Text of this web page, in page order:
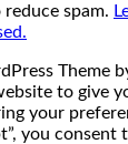
spam.
Theme
to give
your
you consent